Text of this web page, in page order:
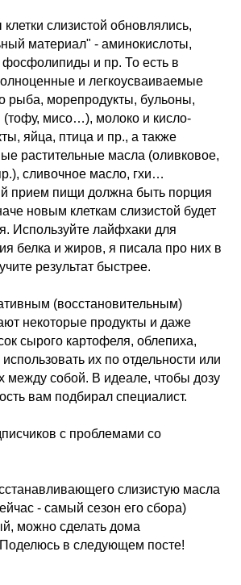
слизистой обновлялись,
материал" - аминокислоты,
и пр. То есть в
и легкоусваиваемые
рыба, морепродукты, бульоны,
мисо…), молоко и кисло-
яйца, птица и пр., а также
растительные масла (оливковое,
сливочное масло, гхи…
прием пищи должна быть порция
новым клеткам слизистой будет
Используйте лайфхаки для
белка и жиров, я писала про них в
результат быстрее.
(восстановительным)
некоторые продукты и даже
сырого картофеля, облепиха,
их по отдельности или
между собой. В идеале, чтобы дозу
вам подбирал специалист.
с проблемами со
слизистую масла
- самый сезон его сбора)
можно сделать дома
в следующем посте!
ВКонтакте